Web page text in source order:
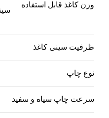
وزن کاغذ قابل استفاده
ظرفیت سینی کاغذ
نوع چاپ
سرعت چاپ سیاه و سفید